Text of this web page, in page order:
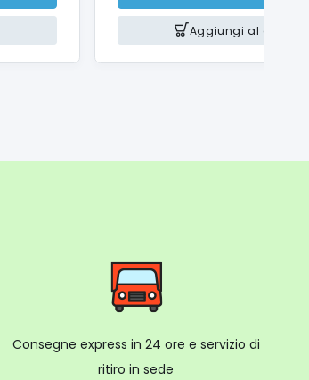
Aggiungi al carrello
Consegne express in 24 ore e servizio di
ritiro in sede